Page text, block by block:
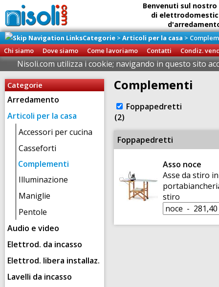
Benvenuti sul
di
Ritiro diretto della
presso
Categorie > Articoli per la casa >
Chi siamo
Dove siamo Come lavoriamo Contatti Condiz.
Nisoli.com utilizza i cookie; navigando in questo sito
Categorie
Arredamento
Articoli per la casa
Accessori per cucina
Casseforti
Complementi
Illuminazione
Maniglie
Pentole
Audio e video
Elettrod. da incasso
Elettrod. libera installaz.
Lavelli da incasso
Complementi
Foppapedretti
(2)
Foppapedretti
Asso noce
Asse da stiro
stiro